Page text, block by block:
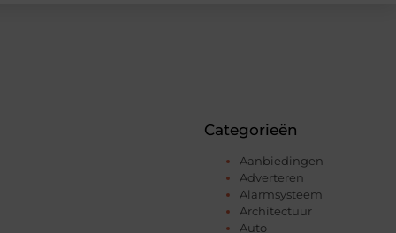
Categorieën
Aanbiedingen
Adverteren
Alarmsysteem
Architectuur
Auto